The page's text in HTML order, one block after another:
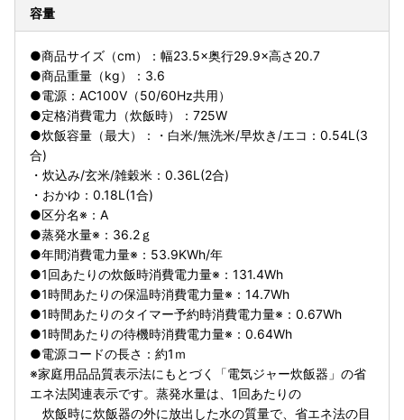
容量
●商品サイズ（cm）：幅23.5×奥行29.9×高さ20.7
●商品重量（kg）：3.6
●電源：AC100V（50/60Hz共用）
●定格消費電力（炊飯時）：725W
●炊飯容量（最大）：・白米/無洗米/早炊き/エコ：0.54L(3
合)
・炊込み/玄米/雑穀米：0.36L(2合)
・おかゆ：0.18L(1合)
●区分名※：A
●蒸発水量※：36.2ｇ
●年間消費電力量※：53.9KWh/年
●1回あたりの炊飯時消費電力量※：131.4Wh
●1時間あたりの保温時消費電力量※：14.7Wh
●1時間あたりのタイマー予約時消費電力量※：0.67Wh
●1時間あたりの待機時消費電力量※：0.64Wh
●電源コードの長さ：約1ｍ
※家庭用品品質表示法にもとづく「電気ジャー炊飯器」の省
エネ法関連表示です。蒸発水量は、1回あたりの
炊飯時に炊飯器の外に放出した水の質量で、省エネ法の目